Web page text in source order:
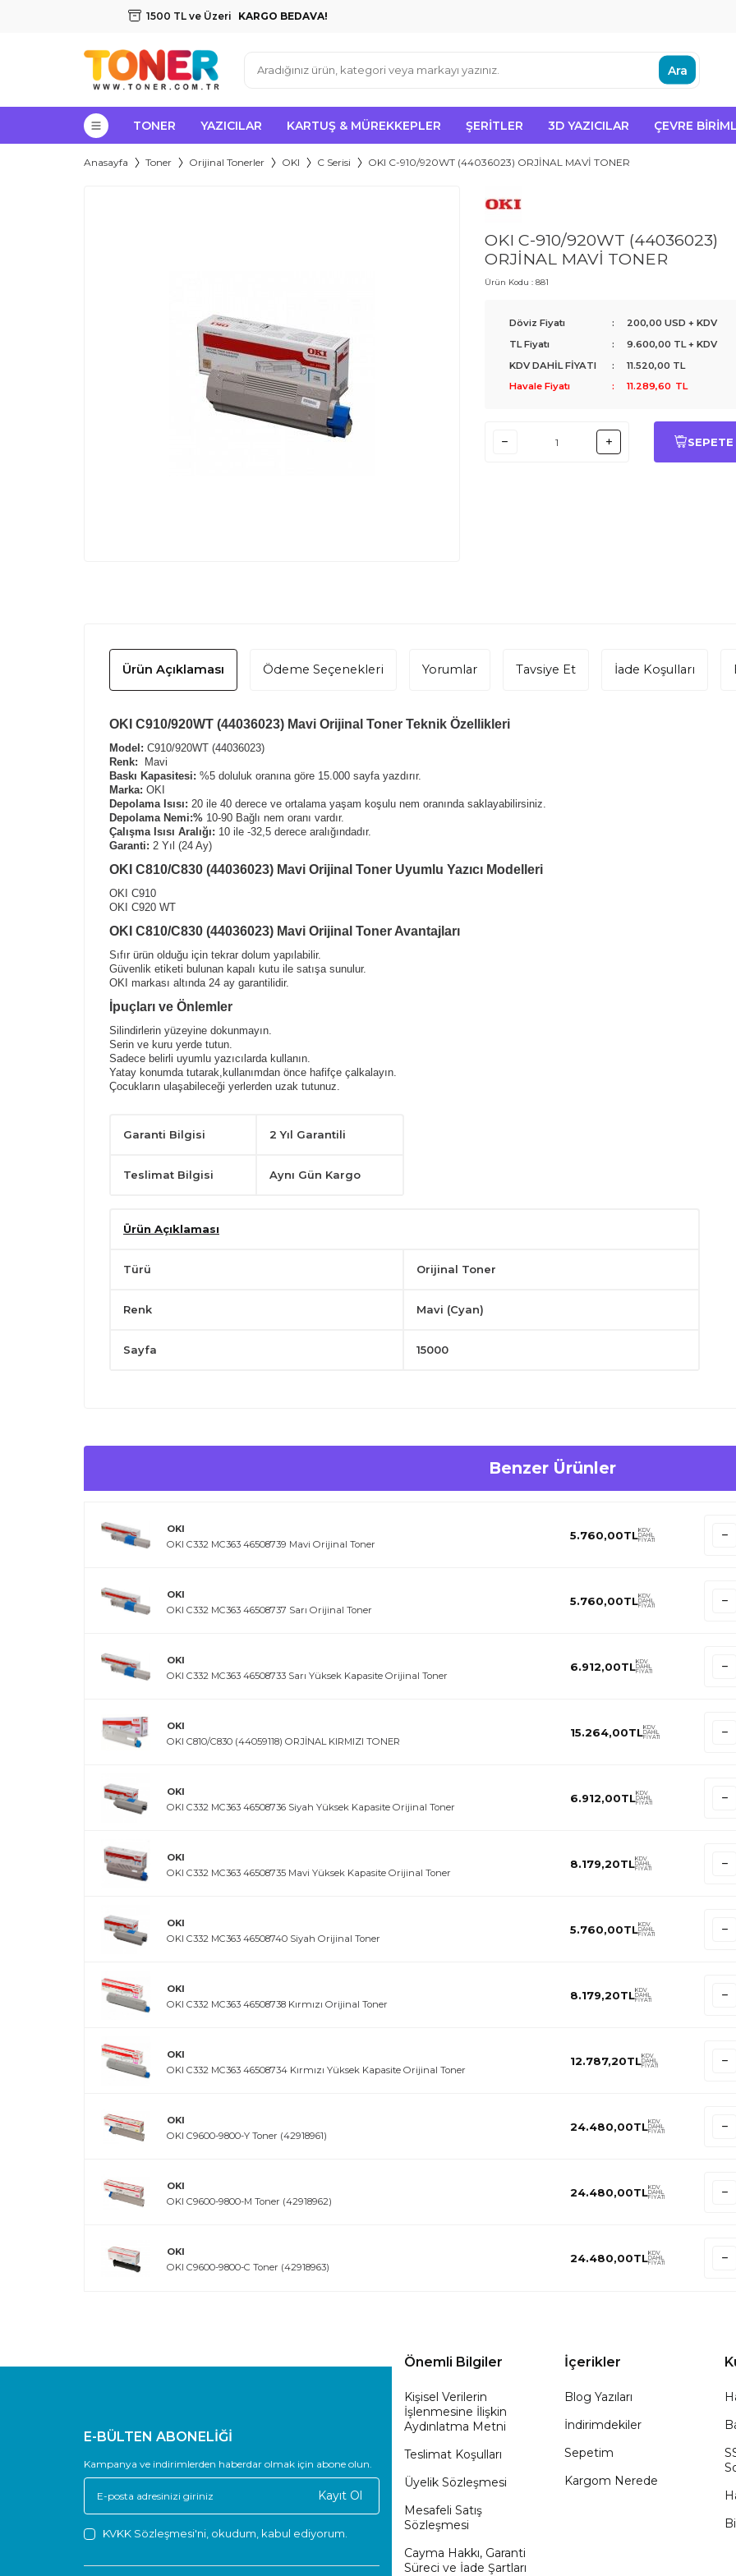
1500 TL ve Üzeri KARGO BEDAVA!
Ara
TONER YAZICILAR KARTUŞ & MÜREKKEPLER ŞERITLER 3D YAZICILAR ÇEVRE
Anasayfa Toner Orijinal Tonerler OKI C Serisi OKI C-910/920WT (44036023) ORJİNAL MAVİ TONER
OKI C-910/920WT (44036023)
ORJİNAL MAVİ TONER
Ürün Kodu : 881
Döviz Fiyatı :
200,00 USD + KDV
TL Fiyatı
: 9.600,00 TL + KDV
KDV DAHİL FİYATI
: 11.520,00 TL
Havale Fiyatı
: 11.289,60 TL
SEPETE
Ürün Açıklaması Ödeme Seçenekleri Yorumlar Tavsiye Et İade Koşulları
OKI C910/920WT (44036023) Mavi Orijinal Toner Teknik Özellikleri
Model: C910/920WT (44036023)
Renk: Mavi
Baskı Kapasitesi: %5 doluluk oranına göre 15.000 sayfa yazdırır.
Marka: OKI
Depolama Isısı: 20 ile 40 derece ve ortalama yaşam koşulu nem oranında saklayabilirsiniz.
Depolama Nemi:% 10-90 Bağlı nem oranı vardır.
Çalışma Isısı Aralığı: 10 ile -32,5 derece aralığındadır.
Garanti: 2 Yıl (24 Ay)
OKI C810/C830 (44036023) Mavi Orijinal Toner Uyumlu Yazıcı Modelleri
OKI C910
OKI C920 WT
OKI C810/C830 (44036023) Mavi Orijinal Toner Avantajları
Sıfır ürün olduğu için tekrar dolum yapılabilir.
Güvenlik etiketi bulunan kapalı kutu ile satışa sunulur.
OKI markası altında 24 ay garantilidir.
İpuçları ve Önlemler
Silindirlerin yüzeyine dokunmayın.
Serin ve kuru yerde tutun.
Sadece belirli uyumlu yazıcılarda kullanın.
Yatay konumda tutarak,kullanımdan önce hafifçe çalkalayın.
Çocukların ulaşabileceği yerlerden uzak tutunuz.
Garanti Bilgisi 2 Yıl Garantili
Teslimat Bilgisi Aynı Gün Kargo
Ürün Açıklaması
Türü Orijinal Toner
Renk Mavi (Cyan)
Sayfa 15000
Benzer Ürünler
OKI
OKI C332 MC363 46508739 Mavi Orijinal Toner
5.760,00TLKDV
DAHİL
FİYATI
OKI
OKI C332 MC363 46508737 Sarı Orijinal Toner
5.760,00TLKDV
DAHİL
FİYATI
OKI
OKI C332 MC363 46508733 Sarı Yüksek Kapasite Orijinal Toner
6.912,00TLKDV
DAHİL
FİYATI
OKI
OKI C810/C830 (44059118) ORJİNAL KIRMIZI TONER
15.264,00TLKDV
DAHİL
FİYATI
OKI
OKI C332 MC363 46508736 Siyah Yüksek Kapasite Orijinal Toner
6.912,00TLKDV
DAHİL
FİYATI
OKI
OKI C332 MC363 46508735 Mavi Yüksek Kapasite Orijinal Toner
8.179,20TLKDV
DAHİL
FİYATI
OKI
OKI C332 MC363 46508740 Siyah Orijinal Toner
5.760,00TLKDV
DAHİL
FİYATI
OKI
OKI C332 MC363 46508738 Kırmızı Orijinal Toner
8.179,20TLKDV
DAHİL
FİYATI
OKI
OKI C332 MC363 46508734 Kırmızı Yüksek Kapasite Orijinal Toner
12.787,20TLKDV
DAHİL
FİYATI
OKI
OKI C9600-9800-Y Toner (42918961)
24.480,00TLKDV
DAHİL
FİYATI
OKI
OKI C9600-9800-M Toner (42918962)
24.480,00TLKDV
DAHİL
FİYATI
OKI
OKI C9600-9800-C Toner (42918963)
24.480,00TLKDV
DAHİL
FİYATI
E-BÜLTEN ABONELİĞİ
Kampanya ve indirimlerden haberdar olmak için abone olun.
Kayıt Ol
KVKK Sözleşmesi'ni , okudum, kabul ediyorum.
Önemli Bilgiler
Kişisel Verilerin
İşlenmesine İlişkin
Aydınlatma Metni
Teslimat Koşulları
Üyelik Sözleşmesi
Mesafeli Satış
Sözleşmesi
Cayma Hakkı, Garanti
Süreci ve İade Şartları
İçerikler
Blog Yazıları
İndirimdekiler
Sepetim
Kargom Nerede